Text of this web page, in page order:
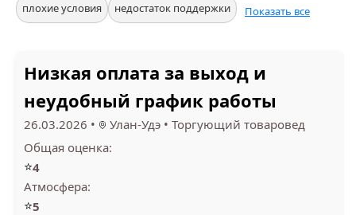
плохие условия недостаток поддержки Показать все
Низкая оплата за выход и
неудобный график работы
26.03.2026 • Улан-Удэ • Торгующий товаровед
Общая оценка:
⭐4
Атмосфера:
⭐5